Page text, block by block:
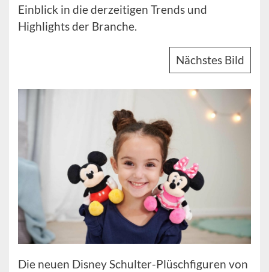
Einblick in die derzeitigen Trends und
Highlights der Branche.
Nächstes Bild
Die neuen Disney Schulter-Plüschfiguren von